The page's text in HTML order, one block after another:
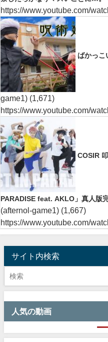
https://www.youtube.com/
ばかっこ
game1) (1,671)
https://www.youtube.com/
COSIR
PARADISE feat. AKLO」真人版
(afternol-game1) (1,667)
https://www.youtube.com/
サイト内検索
人気の動画